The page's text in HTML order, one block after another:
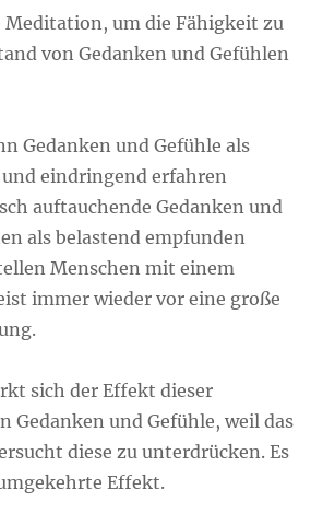
Meditation, um die Fähigkeit zu
von Gedanken und Gefühlen
Gedanken und Gefühle als
eindringend erfahren
auftauchende Gedanken und
als belastend empfunden
Menschen mit einem
immer wieder vor eine große
sich der Effekt dieser
Gedanken und Gefühle, weil das
diese zu unterdrücken. Es
Effekt.